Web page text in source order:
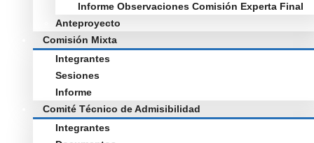
Informe Observaciones Comisión Experta Final
Anteproyecto
Comisión Mixta
Integrantes
Sesiones
Informe
Comité Técnico de Admisibilidad
Integrantes